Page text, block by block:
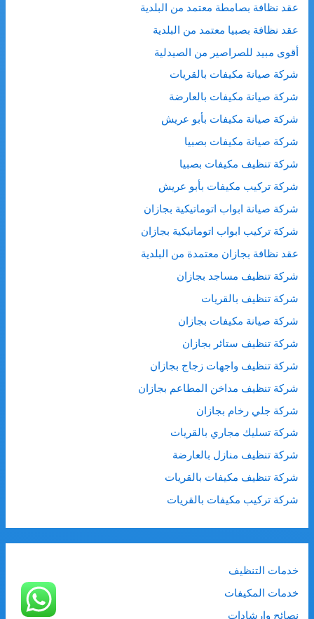
عقد نظافة بصامطة معتمد من البلدية
عقد نظافة بصبيا معتمد من البلدية
أقوى مبيد للصراصير من الصيدلية
شركة صيانة مكيفات بالقريات
شركة صيانة مكيفات بالعارضة
شركة صيانة مكيفات بأبو عريش
شركة صيانة مكيفات بصبيا
شركة تنظيف مكيفات بصبيا
شركة تركيب مكيفات بأبو عريش
شركة صيانة ابواب اتوماتيكية بجازان
شركة تركيب ابواب اتوماتيكية بجازان
عقد نظافة بجازان معتمدة من البلدية
شركة تنظيف مساجد بجازان
شركة تنظيف بالقريات
شركة صيانة مكيفات بجازان
شركة تنظيف ستائر بجازان
شركة تنظيف واجهات زجاج بجازان
شركة تنظيف مداخن المطاعم بجازان
شركة جلي رخام بجازان
شركة تسليك مجاري بالقريات
شركة تنظيف منازل بالعارضة
شركة تنظيف مكيفات بالقريات
شركة تركيب مكيفات بالقريات
خدمات التنظيف
خدمات المكيفات
نصائح وارشادات